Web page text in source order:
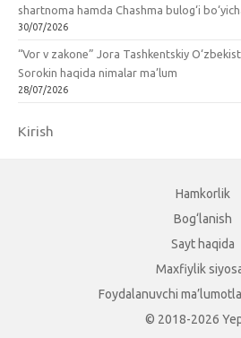
shartnoma hamda Chashma bulog‘i
30/07/2026
“Vor v zakone” Jora Tashkentskiy
Sorokin haqida nimalar ma’lum
28/07/2026
Kirish
Hamkorlik
Bog‘lanish
Sayt haqida
Maxfiylik
Foydalanuvchi
© 2018-2026